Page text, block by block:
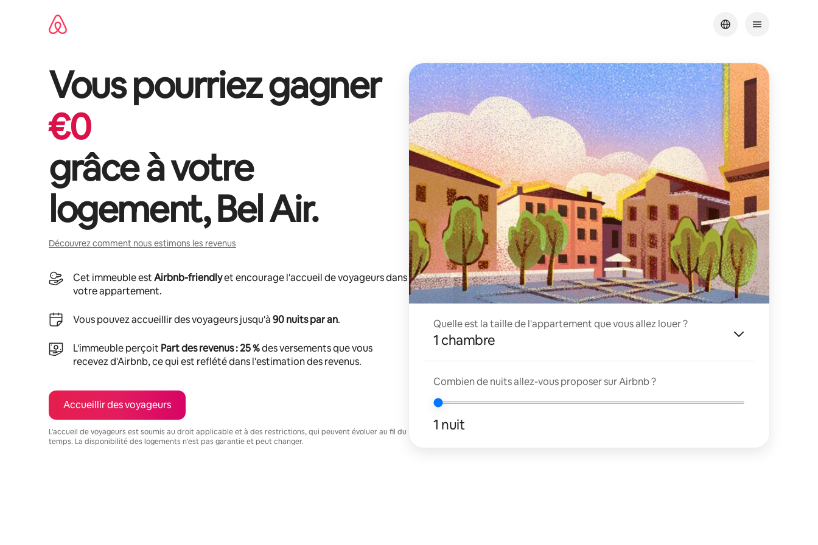
Vous pourriez gagner
€0
grâce à votre
logement,Bel Air.
Découvrez comment nous estimons les revenus
Cet immeuble estAirbnb-friendlyet encourage l'accueil de voyageurs dans
votre appartement.
Vous pouvez accueillir des voyageurs jusqu'à90 nuits par an.
L'immeuble perçoit Part des revenus : 25 %des versements que vous
recevez d'Airbnb, ce qui est reflété dans l'estimation des revenus.
Accueillir des voyageurs
L'accueil de voyageurs est soumis au droit applicable et à des restrictions, qui peuvent évoluer au fil du
temps. La disponibilité des logements n'est pas garantie et peut changer.
Quelle est la taille de l'appartement que vous allez louer ?
1 chambre
Combien de nuits allez-vous proposer sur Airbnb ?
1 nuit